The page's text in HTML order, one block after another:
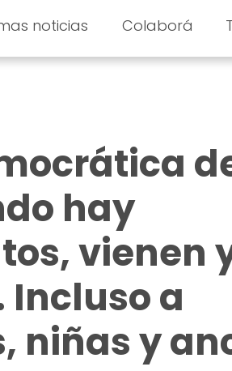
noticias Colaborá
hay
vienen
Incluso a
niñas y